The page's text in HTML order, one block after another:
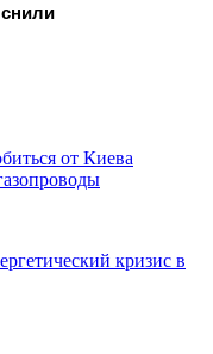
от Киева
кризис в